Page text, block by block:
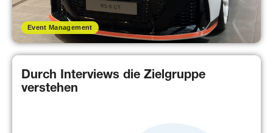
Event Management
Durch Interviews die Zielgruppe
verstehen